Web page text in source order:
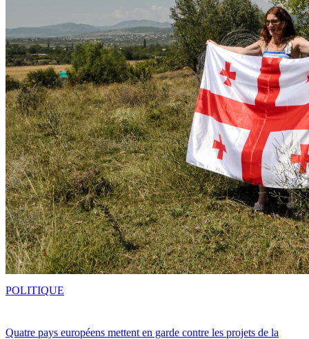
Quatre pays européens mettent en garde contre les projets de la
POLITIQUE